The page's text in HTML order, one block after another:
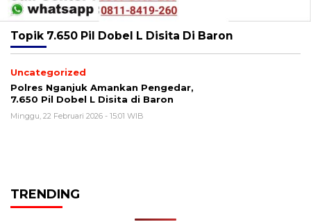
Topik 7.650 Pil Dobel L Disita Di Baron
Uncategorized
Polres Nganjuk Amankan Pengedar,
7.650 Pil Dobel L Disita di Baron
Minggu, 22 Februari 2026 - 15:01 WIB
TRENDING